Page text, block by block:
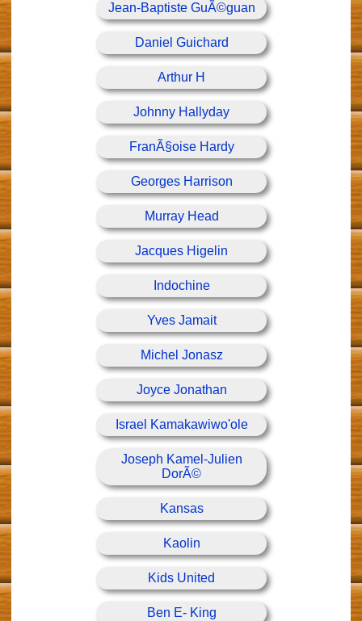
Jean-Baptiste GuÃ©guan
Daniel Guichard
Arthur H
Johnny Hallyday
FranÃ§oise Hardy
Georges Harrison
Murray Head
Jacques Higelin
Indochine
Yves Jamait
Michel Jonasz
Joyce Jonathan
Israel Kamakawiwo'ole
Joseph Kamel-Julien
DorÃ©
Kansas
Kaolin
Kids United
Ben E- King